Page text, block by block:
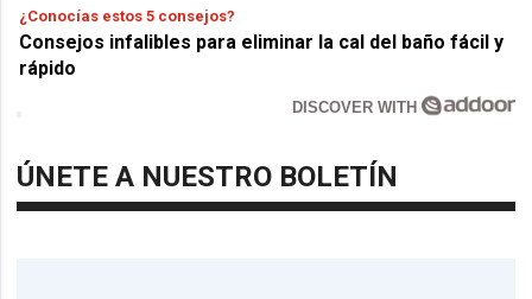
¿Conocías estos 5 consejos?
Consejos infalibles para eliminar la cal del baño fácil y
rápido
DISCOVER WITH
ÚNETE A NUESTRO BOLETÍN